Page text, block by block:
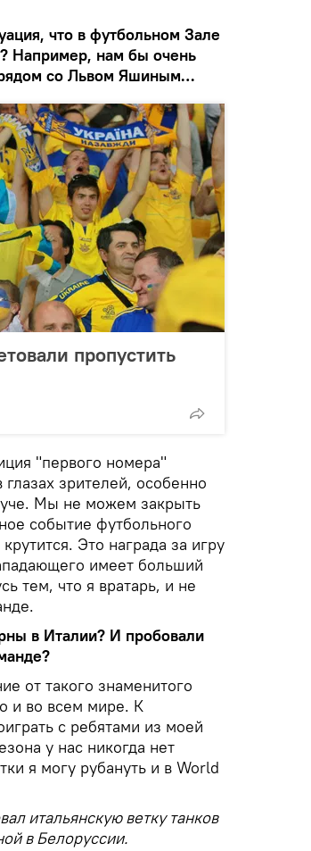
что в футбольном Зале
Например, нам бы очень
рядом со Львом Яшиным…
пропустить
"первого номера"
зрителей, особенно
Мы не можем закрыть
событие футбольного
Это награда за игру
имеет больший
тем, что я вратарь, и не
в Италии? И пробовали
от такого знаменитого
и во всем мире. К
с ребятами из моей
у нас никогда нет
я могу рубануть и в World
итальянскую ветку танков
в Белоруссии.